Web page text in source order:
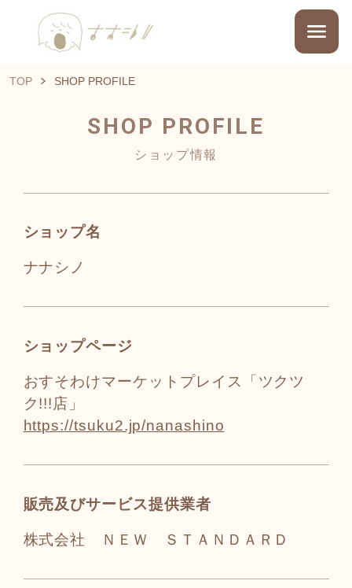
TOP SHOP PROFILE
SHOP PROFILE
ショップ情報
ショップ名
ナナシノ
ショップページ
おすそわけマーケットプレイス「ツクツ
ク!!!店」
https://tsuku2.jp/nanashino
販売及びサービス提供業者
株式会社 ＮＥＷ ＳＴＡＮＤＡＲＤ